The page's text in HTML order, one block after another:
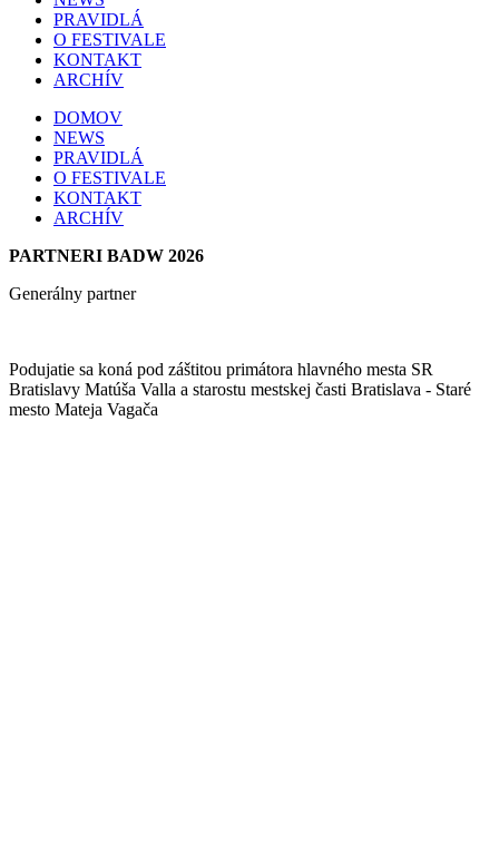
PRAVIDLÁ
O FESTIVALE
KONTAKT
ARCHÍV
DOMOV
NEWS
PRAVIDLÁ
O FESTIVALE
KONTAKT
ARCHÍV
PARTNERI BADW 2026
Generálny partner
Podujatie sa koná pod záštitou primátora hlavného mesta SR
Bratislavy Matúša Valla a starostu mestskej časti Bratislava - Staré
mesto Mateja Vagača